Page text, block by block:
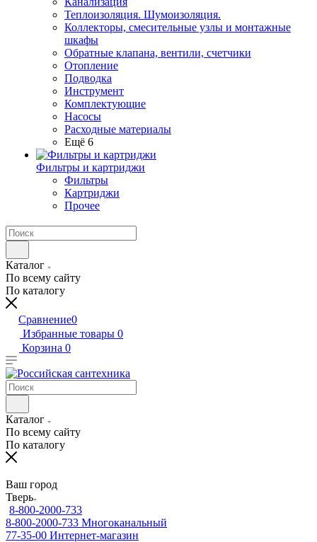
Теплоизоляция. Шумоизоляция.
Коллекторы, смесительные узлы и монтажные
шкафы
Обратные клапана, вентили, счетчики
Отопление
Подводка
Инструмент
Комплектующие
Насосы
Расходные материалы
Ещё 6
Фильтры и картриджи
Фильтры
Картриджи
Прочее
Каталог
По всему сайту
По каталогу
Сравнение0
Избранные товары 0
Корзина 0
Каталог
По всему сайту
По каталогу
Ваш город
Тверь
8-800-2000-733
8-800-2000-733 Многоканальный
77-35-00 Интернет-магазин